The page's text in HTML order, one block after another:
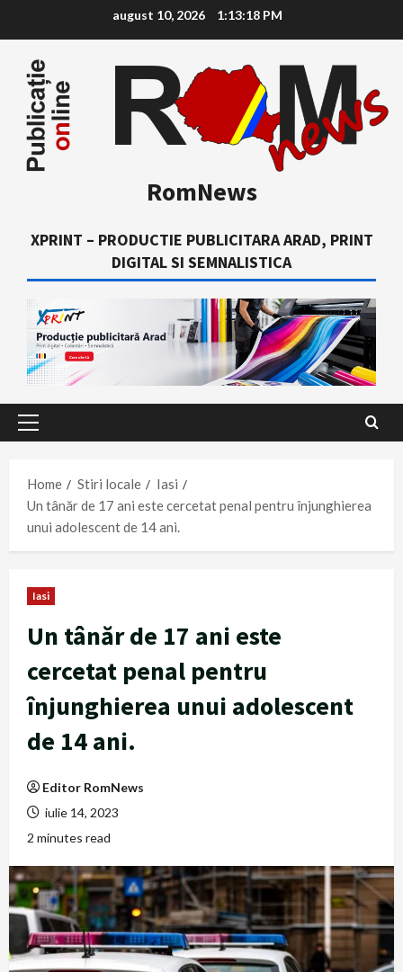
content
august 10, 2026 1:13:19 PM
RomNews
XPRINT – PRODUCTIE PUBLICITARA ARAD, PRINT
DIGITAL SI SEMNALISTICA
Primary
Home
Stiri locale
Iasi
Un tânăr de 17 ani este cercetat penal pentru înjunghierea
unui adolescent de 14 ani.
Iasi
Un tânăr de 17 ani este
cercetat penal pentru
înjunghierea unui adolescent
de 14 ani.
Editor RomNews
iulie 14, 2023
2 minutes read